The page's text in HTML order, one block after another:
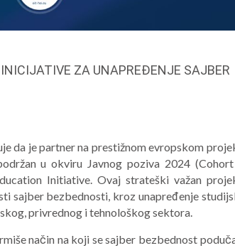
ZA UNAPREĐENJE SAJBER
da je partner na prestižnom evropskom
u okviru Javnog poziva 2024
Initiative. Ovaj strateški važan
sajber bezbednosti, kroz unapređenje
privrednog i tehnološkog sektora.
način na koji se sajber bezbednost